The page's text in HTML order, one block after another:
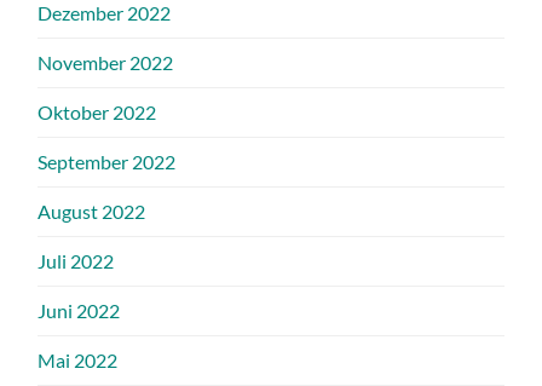
Dezember 2022
November 2022
Oktober 2022
September 2022
August 2022
Juli 2022
Juni 2022
Mai 2022